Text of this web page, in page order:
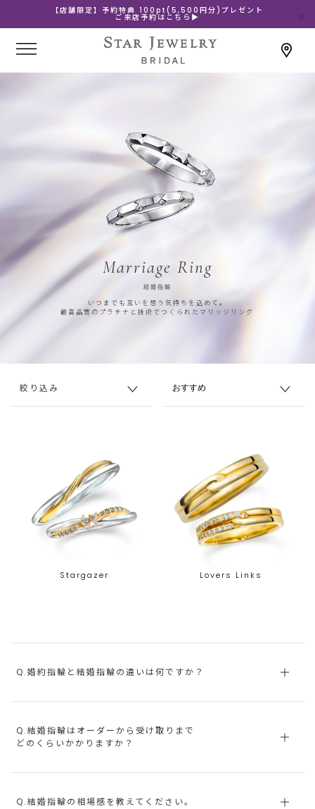
【店舗限定】予約特典 100pt(5,500円分)プレゼント
ご来店予約はこちら▶
Marriage Ring
結婚指輪
いつまでも互いを想う気持ちを込めて。
最高品質のプラチナと技術でつくられたマリッジリング
絞り込み
Stargazer Lovers Links
Q.婚約指輪と結婚指輪の違いは何ですか？
Q.結婚指輪はオーダーから受け取りまで
どのくらいかかりますか？
Q.結婚指輪の相場感を教えてください。